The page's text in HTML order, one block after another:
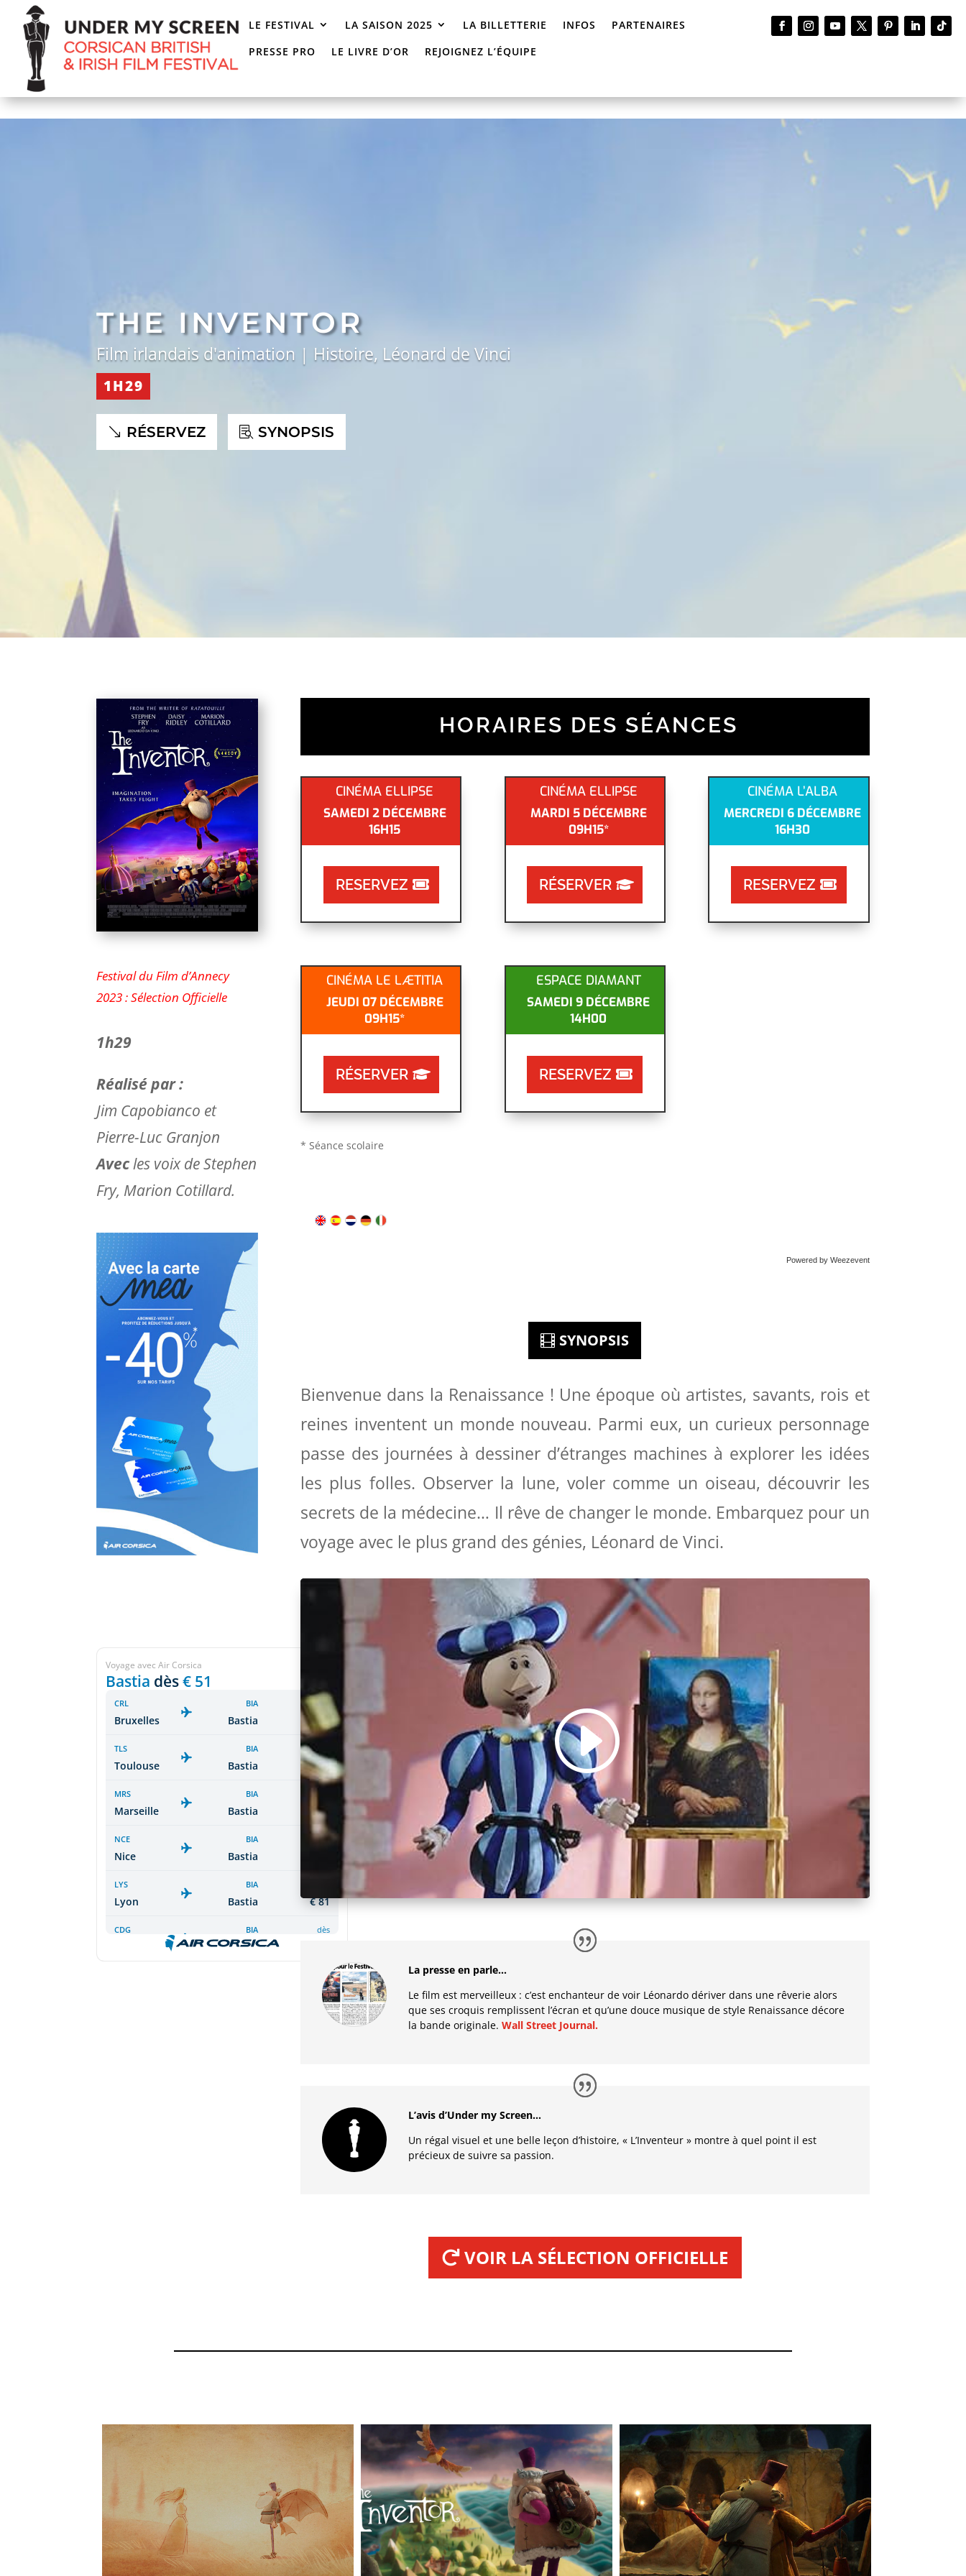
LE FESTIVAL LA SAISON 2025 LA BILLETTERIE INFOS
PARTENAIRES
PRESSE PRO
LE LIVRE D’OR REJOIGNEZ L’ÉQUIPE
THE INVENTOR
Film irlandais d'animation | Histoire, Léonard de Vinci
1H29
RÉSERVEZ SYNOPSIS
Festival du Film d’Annecy
2023 : Sélection Officielle
1h29
Réalisé par :
Jim Capobianco et
Pierre-Luc Granjon
Avecles voix de Stephen
Fry, Marion Cotillard.
HORAIRES DES SÉANCES
CINÉMA ELLIPSE
SAMEDI 2 DÉCEMBRE
16H15
RESERVEZ
CINÉMA ELLIPSE
MARDI 5 DÉCEMBRE
09H15*
RÉSERVER
CINÉMA L’ALBA
MERCREDI 6 DÉCEMBRE
16H30
RESERVEZ
CINÉMA LE LÆTITIA
JEUDI 07 DÉCEMBRE
09H15*
RÉSERVER
ESPACE DIAMANT
SAMEDI 9 DÉCEMBRE
14H00
RESERVEZ
* Séance scolaire
Powered by Weezevent
SYNOPSIS
Bienvenue dans la Renaissance ! Une époque où artistes, savants, rois et
reines inventent un monde nouveau. Parmi eux, un curieux personnage
passe des journées à dessiner d’étranges machines à explorer les idées
les plus folles. Observer la lune, voler comme un oiseau, découvrir les
secrets de la médecine… Il rêve de changer le monde. Embarquez pour un
voyage avec le plus grand des génies, Léonard de Vinci.
La presse en parle…
Le film est merveilleux : c’est enchanteur de voir Léonardo dériver dans une rêverie alors
que ses croquis remplissent l’écran et qu’une douce musique de style Renaissance décore
la bande originale. Wall Street Journal.
L’avis d’Under my Screen…
Un régal visuel et une belle leçon d’histoire, « L’Inventeur » montre à quel point il est
précieux de suivre sa passion.
VOIR LA SÉLECTION OFFICIELLE